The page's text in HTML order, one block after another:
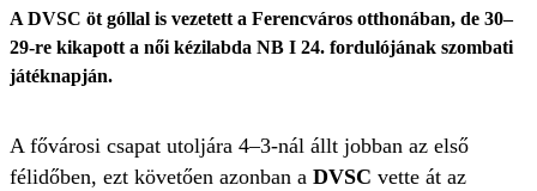
A DVSC öt góllal is vezetett a Ferencváros otthonában, de 30–
29-re kikapott a női kézilabda NB I 24. fordulójának szombati
játéknapján.
A fővárosi csapat utoljára 4–3-nál állt jobban az első
félidőben, ezt követően azonban a DVSC vette át az